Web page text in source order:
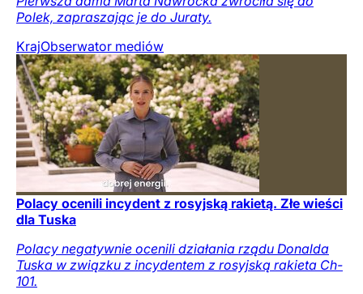
Polek, zapraszając je do Juraty.
KrajObserwator mediów
Polacy ocenili incydent z rosyjską rakietą. Złe wieści
dla Tuska
Polacy negatywnie ocenili działania rządu Donalda
Tuska w związku z incydentem z rosyjską rakieta Ch-
101.